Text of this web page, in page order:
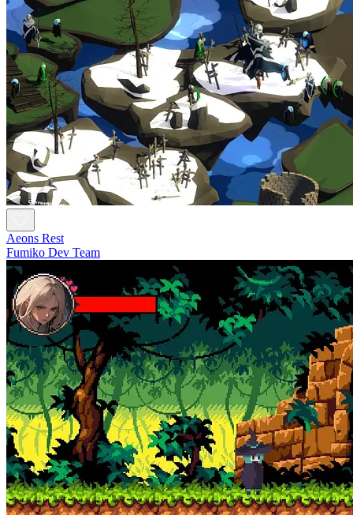
Aeons Rest
Fumiko Dev Team